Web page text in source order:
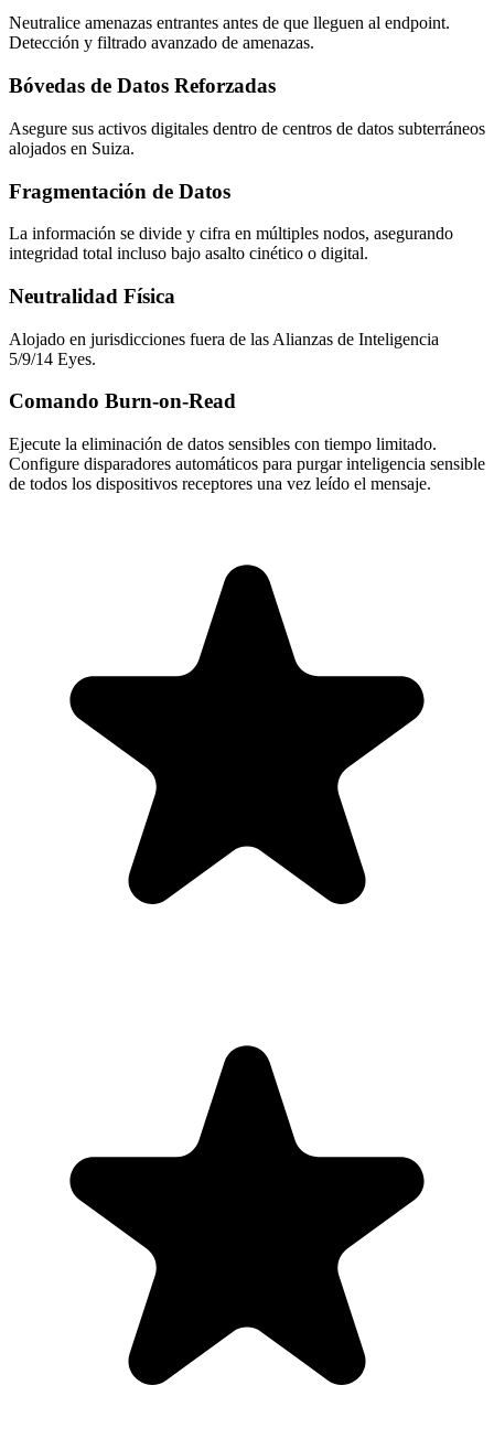
Neutralice amenazas entrantes antes de que lleguen al endpoint.
Detección y filtrado avanzado de amenazas.
Bóvedas de Datos Reforzadas
Asegure sus activos digitales dentro de centros de datos subterráneos
alojados en Suiza.
Fragmentación de Datos
La información se divide y cifra en múltiples nodos, asegurando
integridad total incluso bajo asalto cinético o digital.
Neutralidad Física
Alojado en jurisdicciones fuera de las Alianzas de Inteligencia
5/9/14 Eyes.
Comando Burn-on-Read
Ejecute la eliminación de datos sensibles con tiempo limitado.
Configure disparadores automáticos para purgar inteligencia sensible
de todos los dispositivos receptores una vez leído el mensaje.